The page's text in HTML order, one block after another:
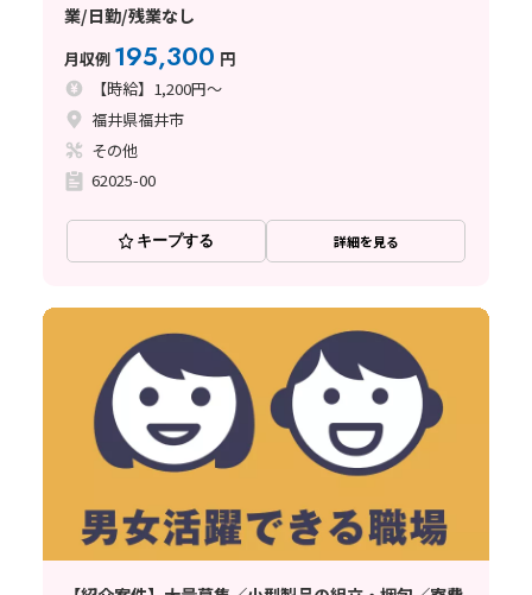
業/日勤/残業なし
月収例 195,300 円
【時給】1,200円～
福井県福井市
その他
62025-00
キープする 詳細を見る